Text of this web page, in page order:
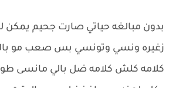
بدون مبالغه حياتي صارت جحيم يمكن
زغيره ونسي وتونسي بس صعب مو
كلامه كلش كلامه ضل بالي مانسى